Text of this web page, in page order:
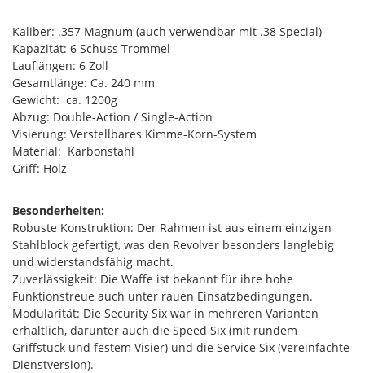
Kaliber: .357 Magnum (auch verwendbar mit .38 Special)
Kapazität: 6 Schuss Trommel
Lauflängen: 6 Zoll
Gesamtlänge: Ca. 240 mm
Gewicht: ca. 1200g
Abzug: Double-Action / Single-Action
Visierung: Verstellbares Kimme-Korn-System
Material: Karbonstahl
Griff: Holz
Besonderheiten:
Robuste Konstruktion: Der Rahmen ist aus einem einzigen
Stahlblock gefertigt, was den Revolver besonders langlebig
und widerstandsfähig macht.
Zuverlässigkeit: Die Waffe ist bekannt für ihre hohe
Funktionstreue auch unter rauen Einsatzbedingungen.
Modularität: Die Security Six war in mehreren Varianten
erhältlich, darunter auch die Speed Six (mit rundem
Griffstück und festem Visier) und die Service Six (vereinfachte
Dienstversion).